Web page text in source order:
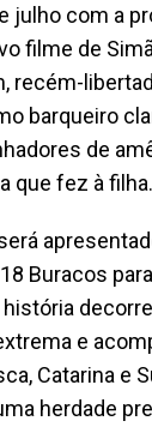
julho com a
filme de
recém-
barqueiro
de
que fez à filha.
Buracos
história
e
Catarina e
herdade